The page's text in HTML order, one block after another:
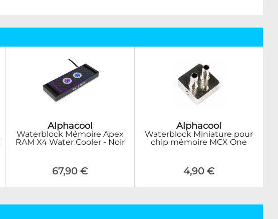
Alphacool
Waterblock Mémoire Apex
RAM X4 Water Cooler - Noir
67,90 €
Alphacool
Waterblock Miniature pour
chip mémoire MCX One
4,90 €